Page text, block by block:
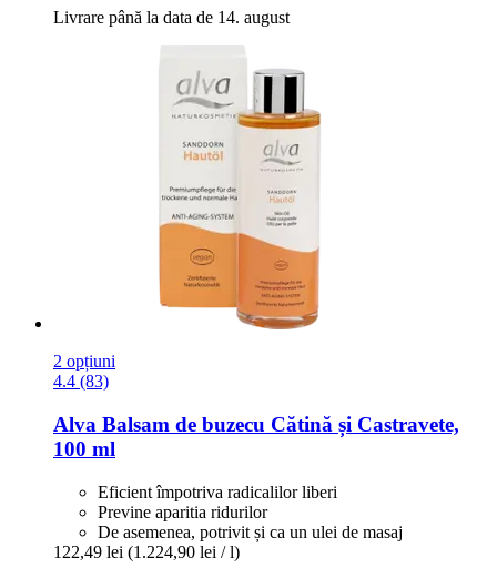
Livrare până la data de 14. august
2 opțiuni
4.4 (83)
Alva Balsam de buzecu Cătină și Castravete,
100 ml
Eficient împotriva radicalilor liberi
Previne aparitia ridurilor
De asemenea, potrivit și ca un ulei de masaj
122,49 lei (1.224,90 lei / l)